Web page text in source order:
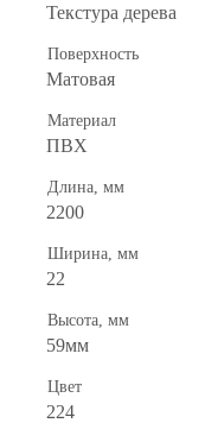
Текстура дерева
Поверхность
Матовая
Материал
ПВХ
Длина, мм
2200
Ширина, мм
22
Высота, мм
59мм
Цвет
224